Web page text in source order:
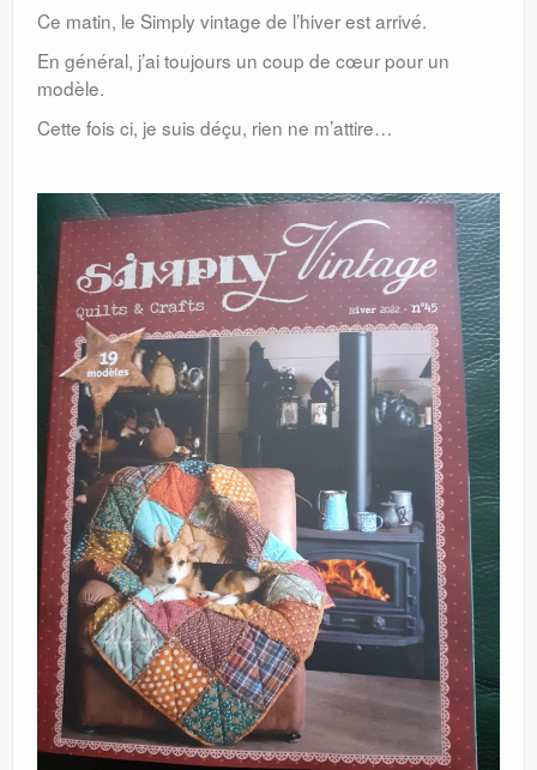
Ce matin, le Simply vintage de l’hiver est arrivé.
En général, j’ai toujours un coup de cœur pour un
modèle.
Cette fois ci, je suis déçu, rien ne m’attire…